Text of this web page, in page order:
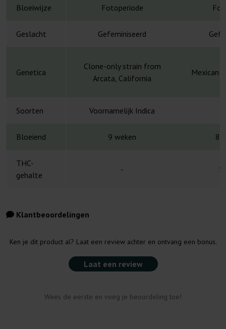
Bloeiwijze Fotoperiode
Geslacht Gefeminiseerd
Genetica
Clone-only strain from
Arcata, California
Mexican
Soorten Voornamelijk Indica
Bloeiend 9 weken 8-
THC-
gehalte
-
Klantbeoordelingen
Ken je dit product al? Laat een review achter en ontvang een bonus.
Laat een review
Wees de eerste en voeg je beoordeling toe!